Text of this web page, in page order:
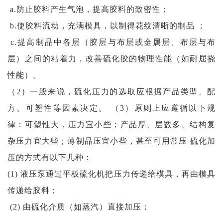
a.防止胶料产生气泡，提高胶料的致密性；
b.使胶料流动，充满模具，以制得花纹清晰的制品 ；
c.提高制品中各层（胶层与布层或金属层、布层与布
层）之间的粘着力，改善硫化胶的物理性能（如耐屈挠
性能）。
（2）一般来说，硫化压力的选取应根据产品类型、配
方、可塑性等因素决定。 （3）原则上应遵循以下规
律：可塑性大，压力宜小些；产品厚、层数多、结构复
杂压力宜大些；薄制品压宜小些，甚至可用常压 硫化加
压的方式有以下几种：
(1) 液压泵通过平板硫化机把压力传递给模具，再由模具
传递给胶料；
(2) 由硫化介质（如蒸汽）直接加压；